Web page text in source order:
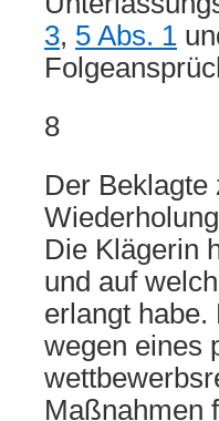
3, 5 Abs. 1
8
Der Beklagte
Die Klägerin
und auf
erlangt habe.
wegen eines
Maßnahmen